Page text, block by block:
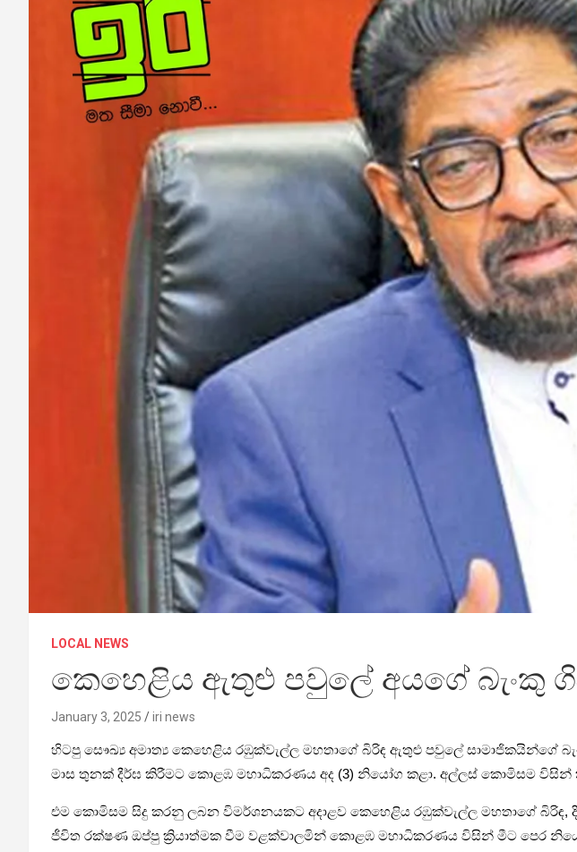
LOCAL NEWS
කෙහෙළිය ඇතුළු පවුලේ අයගේ බැංකු
January 3, 2025 iri news
හිටපු සෞඛ්‍ය අමාත්‍ය කෙහෙළිය රඹුක්වැල්ල මහතාගේ බිරිඳ ඇතුළු පවුලේ
මාස තුනක් දීර්ඝ කිරීමට කොළඹ මහාධිකරණය අද (3) නියෝග කළා. අල්ලස් කොමිසම
එම කොමිසම සිදු කරනු ලබන විමර්ශනයකට අදාළව කෙහෙළිය රඹුක්වැල්ල මහතාගේ
ජීවිත රක්ෂණ ඔප්පු ක්‍රියාත්මක වීම වළක්වාලමින් කොළඹ මහාධිකරණය විසින් මීට පෙර